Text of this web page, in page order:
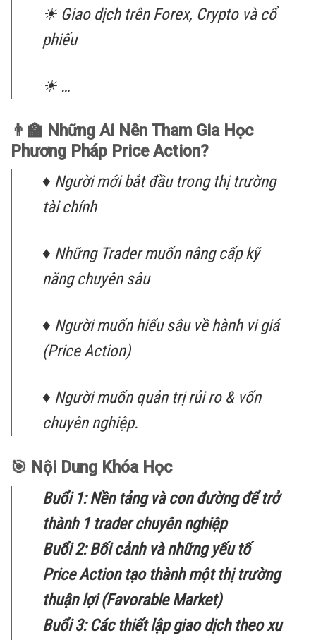
☀ Giao dịch trên Forex, Crypto và cổ
phiếu
☀ …
👨‍🏫 Những Ai Nên Tham Gia Học
Phương Pháp Price Action?
♦ Người mới bắt đầu trong thị trường
tài chính
♦ Những Trader muốn nâng cấp kỹ
năng chuyên sâu
♦ Người muốn hiểu sâu về hành vi giá
(Price Action)
♦ Người muốn quản trị rủi ro & vốn
chuyên nghiệp.
🎯 Nội Dung Khóa Học
Buổi 1: Nền tảng và con đường để trở
thành 1 trader chuyên nghiệp
Buổi 2: Bối cảnh và những yếu tố
Price Action tạo thành một thị trường
thuận lợi (Favorable Market)
Buổi 3: Các thiết lập giao dịch theo xu